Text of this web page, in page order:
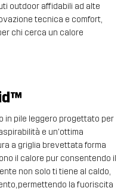
outdoor affidabili ad alte
tecnica e comfort,
chi cerca un calore
in pile leggero progettato per
e un'ottima
a griglia brevettata forma
il calore pur consentendo il
non solo ti tiene al caldo,
permettendo la fuoriscita